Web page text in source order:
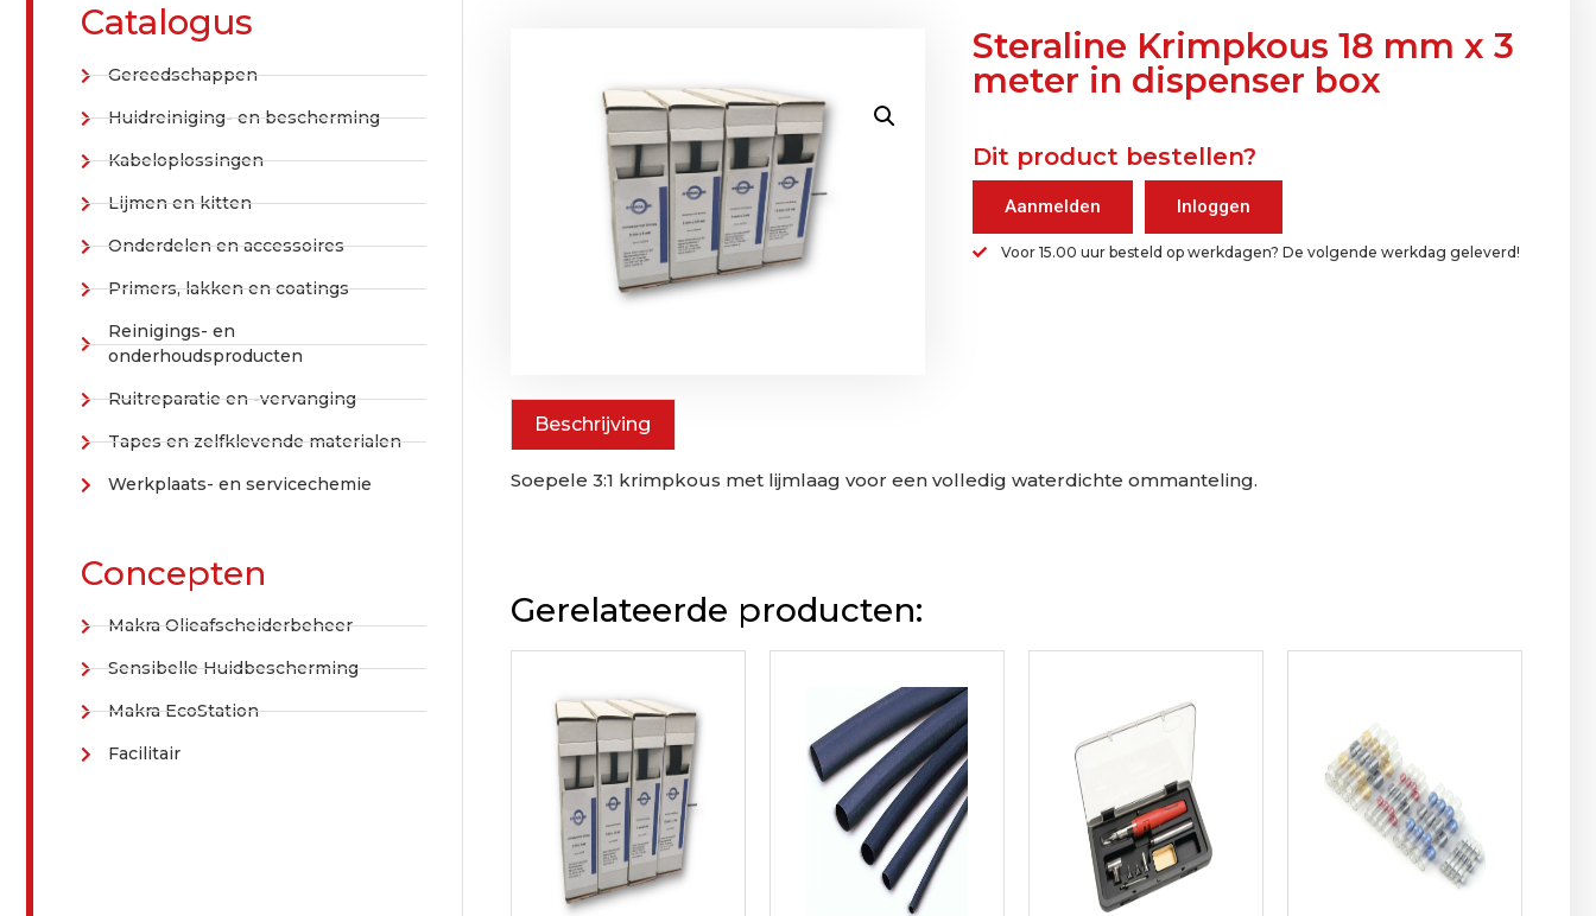
Catalogus
Gereedschappen
Huidreiniging- en bescherming
Kabeloplossingen
Lijmen en kitten
Onderdelen en accessoires
Primers, lakken en coatings
Reinigings- en
onderhoudsproducten
Ruitreparatie en -vervanging
Tapes en zelfklevende materialen
Werkplaats- en servicechemie
Concepten
Makra Olieafscheiderbeheer
Sensibelle Huidbescherming
Makra EcoStation
Facilitair
Steraline Krimpkous 18 mm x 3
meter in dispenser box
Dit product bestellen?
Aanmelden Inloggen
Voor 15.00 uur besteld op werkdagen? De volgende werkdag geleverd!
Beschrijving
Soepele 3:1 krimpkous met lijmlaag voor een volledig waterdichte ommanteling.
Gerelateerde producten: